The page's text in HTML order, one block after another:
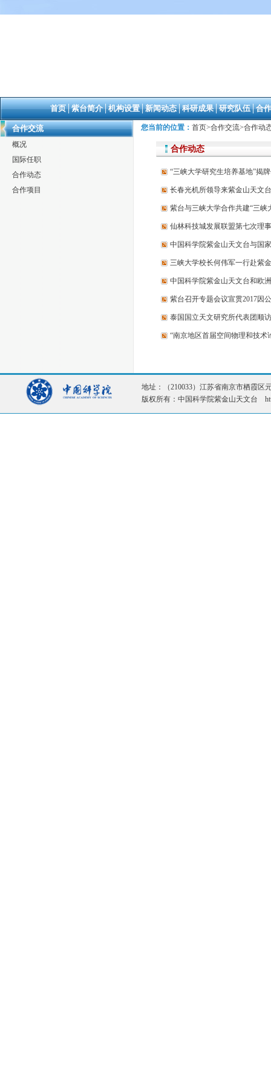
首页│紫台简介│机构设置│新闻动态│科研成果│研究队伍│合
合作交流
概况
国际任职
合作动态
合作项目
您当前的位置： 首页>合作交流>合作动
合作动态
“三峡大学研究生培养基地”揭
长春光机所领导来紫金山天文
紫台与三峡大学合作共建“三
仙林科技城发展联盟第七次理
中国科学院紫金山天文台与国
三峡大学校长何伟军一行赴紫
中国科学院紫金山天文台和欧
紫台召开专题会议宣贯2017因
泰国国立天文研究所代表团顺
“南京地区首届空间物理和技术
地址：（210033）江苏省南京市栖霞
版权所有：中国科学院紫金山天文台